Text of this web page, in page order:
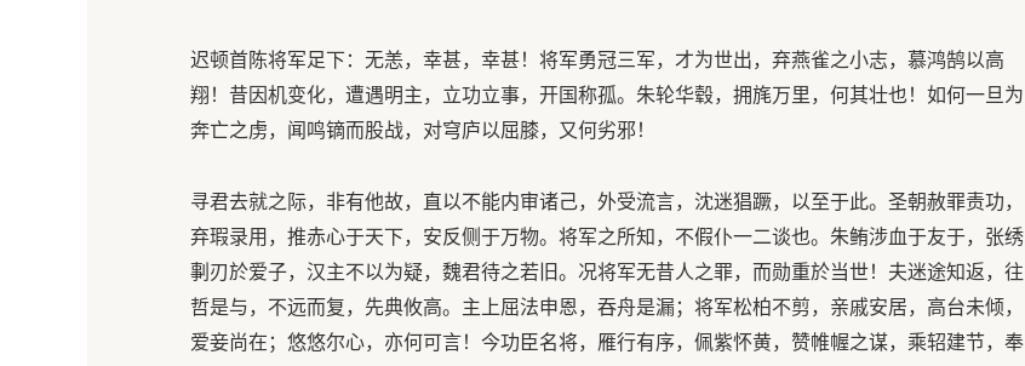
迟顿首陈将军足下：无恙，幸甚，幸甚！将军勇冠三军，才为世出，弃燕雀之小志，慕鸿鹄以高
翔！昔因机变化，遭遇明主，立功立事，开国称孤。朱轮华毂，拥旄万里，何其壮也！如何一旦为
奔亡之虏，闻鸣镝而股战，对穹庐以屈膝，又何劣邪！
寻君去就之际，非有他故，直以不能内审诸己，外受流言，沈迷猖蹶，以至于此。圣朝赦罪责功，
弃瑕录用，推赤心于天下，安反侧于万物。将军之所知，不假仆一二谈也。朱鲔涉血于友于，张绣
剚刃於爱子，汉主不以为疑，魏君待之若旧。况将军无昔人之罪，而勋重於当世！夫迷途知返，往
哲是与，不远而复，先典攸高。主上屈法申恩，吞舟是漏；将军松柏不剪，亲戚安居，高台未倾，
爱妾尚在；悠悠尔心，亦何可言！今功臣名将，雁行有序，佩紫怀黄，赞帷幄之谋，乘轺建节，奉